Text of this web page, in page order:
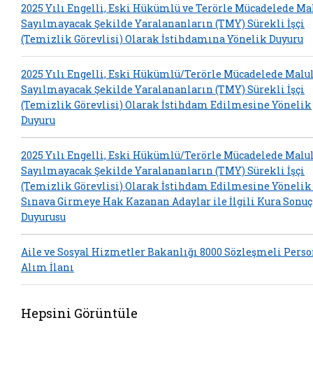
2025 Yılı Engelli, Eski Hükümlü ve Terörle Mücadelede
Sayılmayacak Şekilde Yaralananların (TMY) Sürekli İşçi
(Temizlik Görevlisi) Olarak İstihdamına Yönelik Duyuru
2025 Yılı Engelli, Eski Hükümlü/Terörle Mücadelede
Sayılmayacak Şekilde Yaralananların (TMY) Sürekli İşçi
(Temizlik Görevlisi) Olarak İstihdam Edilmesine Yönelik
Duyuru
2025 Yılı Engelli, Eski Hükümlü/Terörle Mücadelede
Sayılmayacak Şekilde Yaralananların (TMY) Sürekli İşçi
(Temizlik Görevlisi) Olarak İstihdam Edilmesine Yönelik
Sınava Girmeye Hak Kazanan Adaylar ile İlgili Kura Sonuç
Duyurusu
Aile ve Sosyal Hizmetler Bakanlığı 8000 Sözleşmeli
Alım İlanı
Hepsini Görüntüle